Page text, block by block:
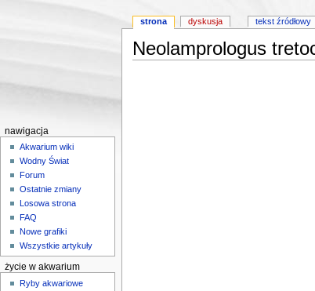
Neolamprologus
strona dyskusja tekst źródłowy
nawigacja
Akwarium wiki
Wodny Świat
Forum
Ostatnie zmiany
Losowa strona
FAQ
Nowe grafiki
Wszystkie artykuły
życie w akwarium
Ryby akwariowe